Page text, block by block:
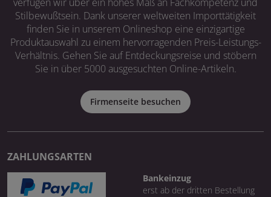
Stilbewußtsein. Dank unserer weltweiten Importtätigkeit
finden Sie in unserem Onlineshop eine einzigartige
Produktauswahl zu einem hervorragenden Preis-Leistungs-
Verhältnis. Gehen Sie auf Entdeckungsreise und stöbern
Sie in über 5000 ausgesuchten Online-Artikeln.
Firmenseite besuchen
ZAHLUNGSARTEN
Bankeinzug
erst ab der dritten Bestellung